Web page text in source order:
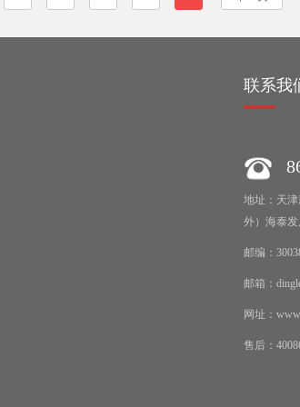
联系我
地址：天
外）海泰
邮编：
邮箱：
网址：
售后：